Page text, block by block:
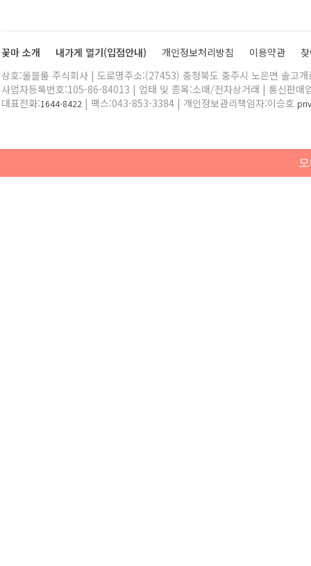
꽃마 소개 내가게 열기(입점안내) 개인정보처리방침 이용약관
상호:올블룸 주식회사 | 도로명주소:(27453) 충청북도 충주시 노은면 솔고
사업자등록번호:105-86-84013 | 업태 및 종목:소매/전자상거래 | 통신판매
대표전화:1644-8422 | 팩스:043-853-3384 | 개인정보관리책임자:이승호